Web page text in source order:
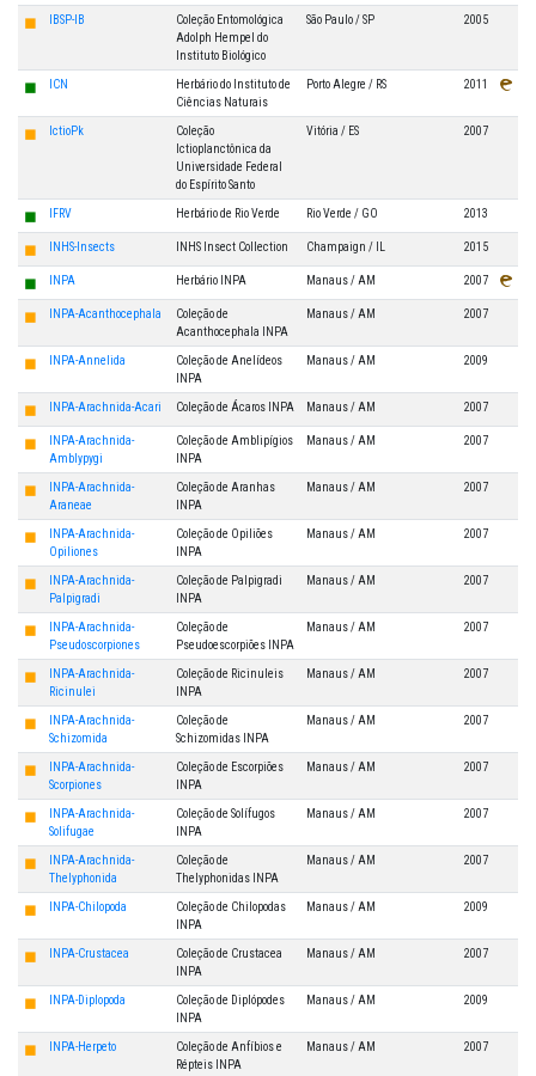
◼ IBSP-IB
Coleção Entomológica
Adolph Hempel do
Instituto Biológico
São Paulo / SP 2005
◼ ICN
Herbário do Instituto de
Ciências Naturais
Porto Alegre / RS 2011
◼ IctioPk
Coleção
Ictioplanctônica da
Universidade Federal
do Espírito Santo
Vitória / ES 2007
◼ IFRV Herbário de Rio Verde Rio Verde / GO 2013
◼ INHS-Insects INHS Insect Collection Champaign / IL 2015
◼ INPA Herbário INPA Manaus / AM 2007
◼ INPA-Acanthocephala
Coleção de
Acanthocephala INPA
Manaus / AM 2007
◼ INPA-Annelida
Coleção de Anelídeos
INPA
Manaus / AM 2009
◼ INPA-Arachnida-Acari Coleção de Ácaros INPA Manaus / AM 2007
◼
INPA-Arachnida-
Amblypygi
Coleção de Amblipígios
INPA
Manaus / AM 2007
◼
INPA-Arachnida-
Araneae
Coleção de Aranhas
INPA
Manaus / AM 2007
◼
INPA-Arachnida-
Opiliones
Coleção de Opiliões
INPA
Manaus / AM 2007
◼
INPA-Arachnida-
Palpigradi
Coleção de Palpigradi
INPA
Manaus / AM 2007
◼
INPA-Arachnida-
Pseudoscorpiones
Coleção de
Pseudoescorpiões INPA
Manaus / AM 2007
◼
INPA-Arachnida-
Ricinulei
Coleção de Ricinuleis
INPA
Manaus / AM 2007
◼
INPA-Arachnida-
Schizomida
Coleção de
Schizomidas INPA
Manaus / AM 2007
◼
INPA-Arachnida-
Scorpiones
Coleção de Escorpiões
INPA
Manaus / AM 2007
◼
INPA-Arachnida-
Solifugae
Coleção de Solífugos
INPA
Manaus / AM 2007
◼
INPA-Arachnida-
Thelyphonida
Coleção de
Thelyphonidas INPA
Manaus / AM 2007
◼ INPA-Chilopoda
Coleção de Chilopodas
INPA
Manaus / AM 2009
◼ INPA-Crustacea
Coleção de Crustacea
INPA
Manaus / AM 2007
◼ INPA-Diplopoda
Coleção de Diplópodes
INPA
Manaus / AM 2009
◼ INPA-Herpeto
Coleção de Anfíbios e
Répteis INPA
Manaus / AM 2007